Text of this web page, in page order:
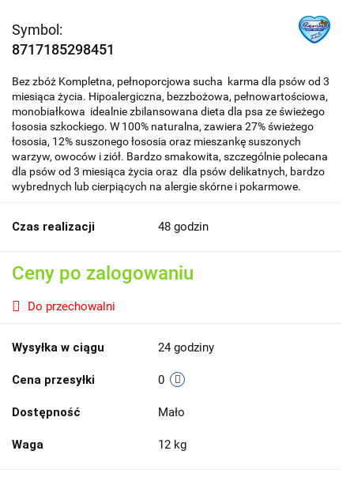
Symbol:
8717185298451
Bez zbóż Kompletna, pełnoporcjowa sucha karma dla psów od 3
miesiąca życia. Hipoalergiczna, bezzbożowa, pełnowartościowa,
monobiałkowa idealnie zbilansowana dieta dla psa ze świeżego
łososia szkockiego. W 100% naturalna, zawiera 27% świeżego
łososia, 12% suszonego łososia oraz mieszankę suszonych
warzyw, owoców i ziół. Bardzo smakowita, szczególnie polecana
dla psów od 3 miesiąca życia oraz dla psów delikatnych, bardzo
wybrednych lub cierpiących na alergie skórne i pokarmowe.
Czas realizacji 48 godzin
Ceny po zalogowaniu
Do przechowalni
Wysyłka w ciągu 24 godziny
Cena przesyłki 0
Dostępność Mało
Waga 12 kg